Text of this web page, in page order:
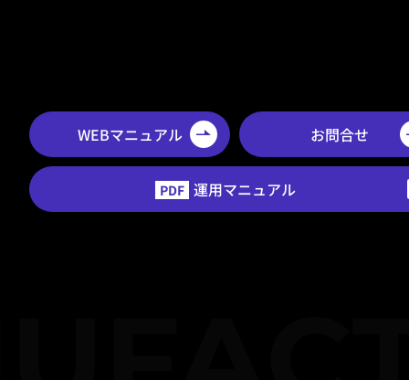
WEBマニュアル お問合せ
PDF 運用マニュアル